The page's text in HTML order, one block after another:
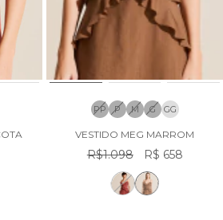
PP P M G GG
VESTIDO MEG MARROM
R$1.098 R$ 658